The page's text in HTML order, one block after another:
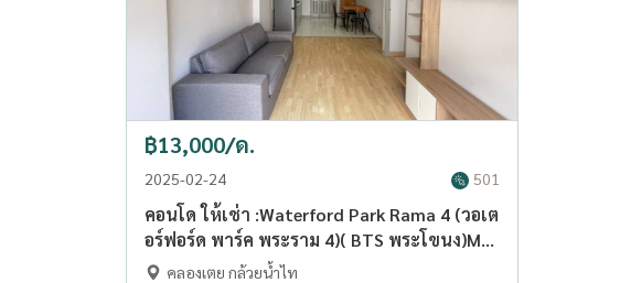
฿13,000/ด.
2025-02-24 501
คอนโด ให้เช่า :Waterford Park Rama 4 (วอเต
อร์ฟอร์ด พาร์ค พระราม 4)( BTS พระโขนง)MK-
02 line @livingbkk
คลองเตย กล้วยน้ำไท